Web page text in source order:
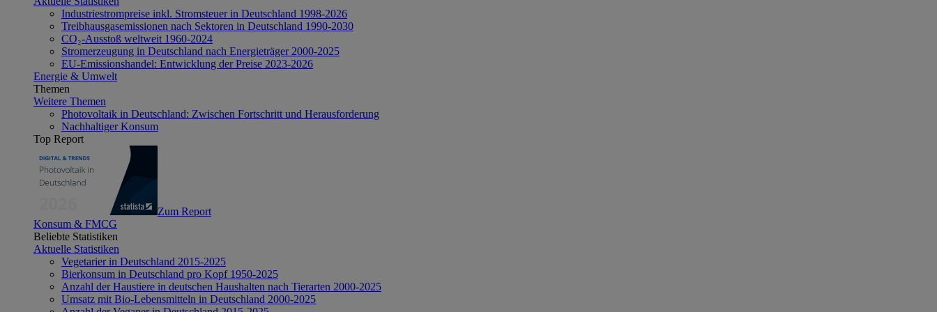
Industriestrompreise inkl. Stromsteuer in Deutschland 1998-2026
Treibhausgasemissionen nach Sektoren in Deutschland 1990-2030
CO₂-Ausstoß weltweit 1960-2024
Stromerzeugung in Deutschland nach Energieträger 2000-2025
EU-Emissionshandel: Entwicklung der Preise 2023-2026
Energie & Umwelt
Themen
Weitere Themen
Photovoltaik in Deutschland: Zwischen Fortschritt und Herausforderung
Nachhaltiger Konsum
Top Report
Zum Report
Konsum & FMCG
Beliebte Statistiken
Aktuelle Statistiken
Vegetarier in Deutschland 2015-2025
Bierkonsum in Deutschland pro Kopf 1950-2025
Anzahl der Haustiere in deutschen Haushalten nach Tierarten 2000-2025
Umsatz mit Bio-Lebensmitteln in Deutschland 2000-2025